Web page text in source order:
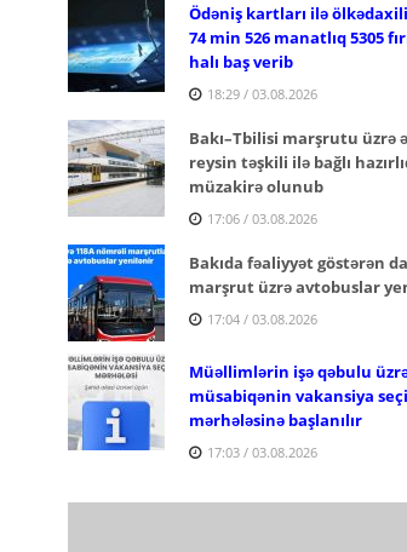
Ödəniş kartları ilə
74 min 526 manatlıq 5305
halı baş verib
18:29 / 03.08.2026
Bakı–Tbilisi marşrutu üzrə
reysin təşkili ilə bağlı
müzakirə olunub
17:06 / 03.08.2026
Bakıda fəaliyyət göstərən
marşrut üzrə avtobuslar
17:04 / 03.08.2026
Müəllimlərin işə qəbulu
müsabiqənin vakansiya
mərhələsinə başlanılır
17:03 / 03.08.2026